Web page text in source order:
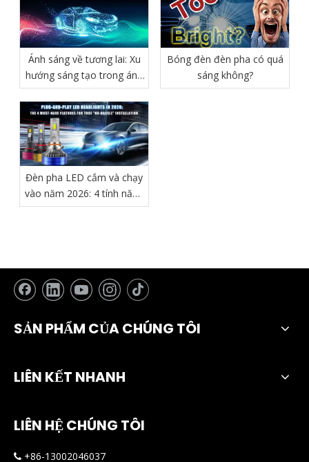
Ánh sáng về tương lai: Xu
hướng sáng tạo trong ánh
sáng ô tô
Bóng đèn đèn pha có quá
sáng không?
Đèn pha LED cắm và chạy
vào năm 2026: 4 tính năng
bắt buộc phải có để lắp
SẢN PHẨM CỦA CHÚNG TÔI
LIÊN KẾT NHANH
LIÊN HỆ CHÚNG TÔI
 +86-13002046037